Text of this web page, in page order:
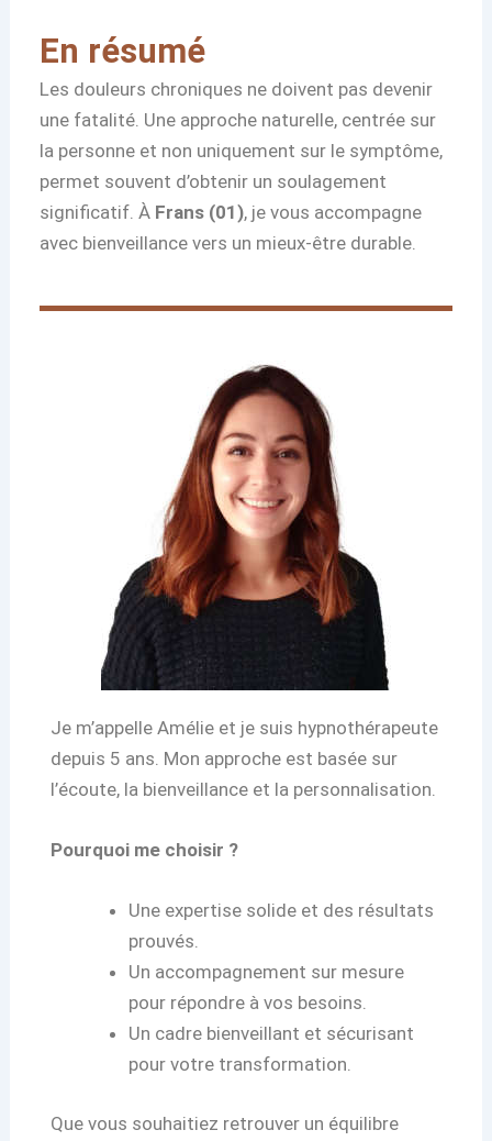
En résumé
Les douleurs chroniques ne doivent pas devenir
une fatalité. Une approche naturelle, centrée sur
la personne et non uniquement sur le symptôme,
permet souvent d’obtenir un soulagement
significatif. À Frans (01), je vous accompagne
avec bienveillance vers un mieux-être durable.
Je m’appelle Amélie et je suis hypnothérapeute
depuis 5 ans. Mon approche est basée sur
l’écoute, la bienveillance et la personnalisation.
Pourquoi me choisir ?
Une expertise solide et des résultats
prouvés.
Un accompagnement sur mesure
pour répondre à vos besoins.
Un cadre bienveillant et sécurisant
pour votre transformation.
Que vous souhaitiez retrouver un équilibre